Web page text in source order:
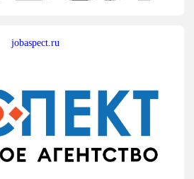
jobaspect.ru